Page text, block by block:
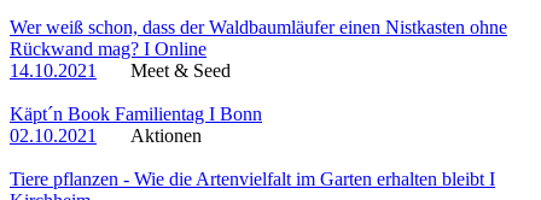
Wer weiß schon, dass der Waldbaumläufer einen Nistkasten ohne
Rückwand mag? I Online
14.10.2021
Meet & Seed
Käpt´n Book Familientag I Bonn
02.10.2021
Aktionen
Tiere pflanzen - Wie die Artenvielfalt im Garten erhalten bleibt I